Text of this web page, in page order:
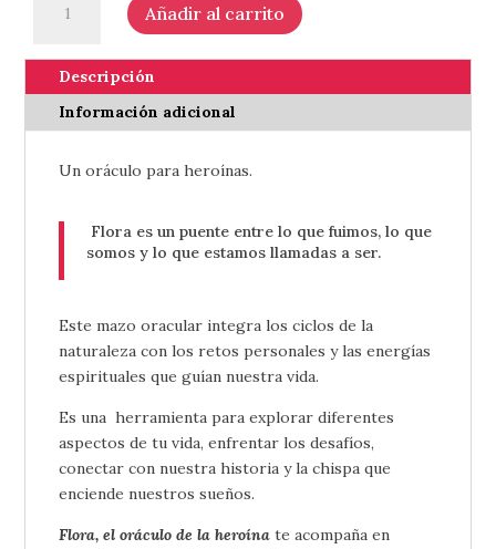
Flora
Natalia
Cabrera
Añadir al carrito
Descripción
Información adicional
Un oráculo para heroínas.
Flora es un puente entre lo que fuimos, lo que
somos y lo que estamos llamadas a ser.
Este mazo oracular integra los ciclos de la
naturaleza con los retos personales y las energías
espirituales que guían nuestra vida.
Es una herramienta para explorar diferentes
aspectos de tu vida, enfrentar los desafíos,
conectar con nuestra historia y la chispa que
enciende nuestros sueños.
Flora, el oráculo de la heroínate acompaña en